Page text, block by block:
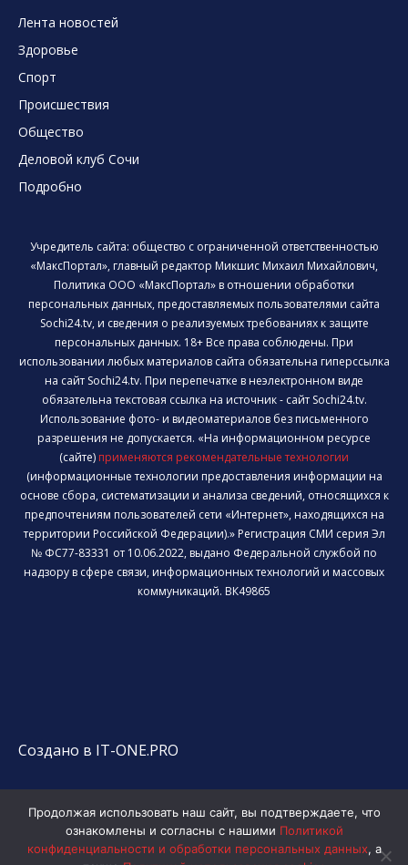
Лента новостей
Здоровье
Спорт
Происшествия
Общество
Деловой клуб Сочи
Подробно
Учредитель сайта: общество с ограниченной ответственностью
«МаксПортал», главный редактор Микшис Михаил Михайлович,
Политика ООО «МаксПортал» в отношении обработки
персональных данных, предоставляемых пользователями сайта
Sochi24.tv, и сведения о реализуемых требованиях к защите
персональных данных. 18+ Все права соблюдены. При
использовании любых материалов сайта обязательна гиперссылка
на сайт Sochi24.tv. При перепечатке в неэлектронном виде
обязательна текстовая ссылка на источник - сайт Sochi24.tv.
Использование фото- и видеоматериалов без письменного
разрешения не допускается. «На информационном ресурсе
(сайте) применяются рекомендательные технологии
(информационные технологии предоставления информации на
основе сбора, систематизации и анализа сведений, относящихся к
предпочтениям пользователей сети «Интернет», находящихся на
территории Российской Федерации).» Регистрация СМИ серия Эл
№ ФС77-83331 от 10.06.2022, выдано Федеральной службой по
надзору в сфере связи, информационных технологий и массовых
коммуникаций. ВК49865
Создано в IT-ONE.PRO
Продолжая использовать наш сайт, вы подтверждаете, что
ознакомлены и согласны с нашими Политикой
конфиденциальности и обработки персональных данных, а